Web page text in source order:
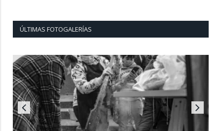
ÚLTIMAS FOTOGALERÍAS